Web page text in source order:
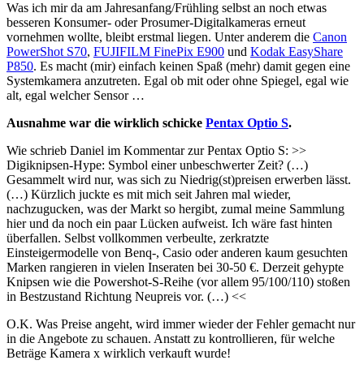
Was ich mir da am Jahresanfang/Frühling selbst an noch etwas
besseren Konsumer- oder Prosumer-Digitalkameras erneut
vornehmen wollte, bleibt erstmal liegen. Unter anderem die Canon
PowerShot S70, FUJIFILM FinePix E900 und Kodak EasyShare
P850. Es macht (mir) einfach keinen Spaß (mehr) damit gegen eine
Systemkamera anzutreten. Egal ob mit oder ohne Spiegel, egal wie
alt, egal welcher Sensor …
Ausnahme war die wirklich schicke Pentax Optio S.
Wie schrieb Daniel im Kommentar zur Pentax Optio S: >>
Digiknipsen-Hype: Symbol einer unbeschwerter Zeit? (…)
Gesammelt wird nur, was sich zu Niedrig(st)preisen erwerben lässt.
(…) Kürzlich juckte es mit mich seit Jahren mal wieder,
nachzugucken, was der Markt so hergibt, zumal meine Sammlung
hier und da noch ein paar Lücken aufweist. Ich wäre fast hinten
überfallen. Selbst vollkommen verbeulte, zerkratzte
Einsteigermodelle von Benq-, Casio oder anderen kaum gesuchten
Marken rangieren in vielen Inseraten bei 30-50 €. Derzeit gehypte
Knipsen wie die Powershot-S-Reihe (vor allem 95/100/110) stoßen
in Bestzustand Richtung Neupreis vor. (…) <<
O.K. Was Preise angeht, wird immer wieder der Fehler gemacht nur
in die Angebote zu schauen. Anstatt zu kontrollieren, für welche
Beträge Kamera x wirklich verkauft wurde!